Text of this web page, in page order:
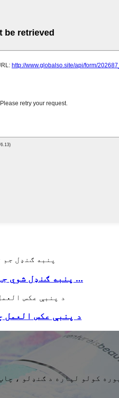
100٪ پنبه ګنډل شوي جم تولیه د لوګو سره څوک چې ...
100٪ د پنبې عکس